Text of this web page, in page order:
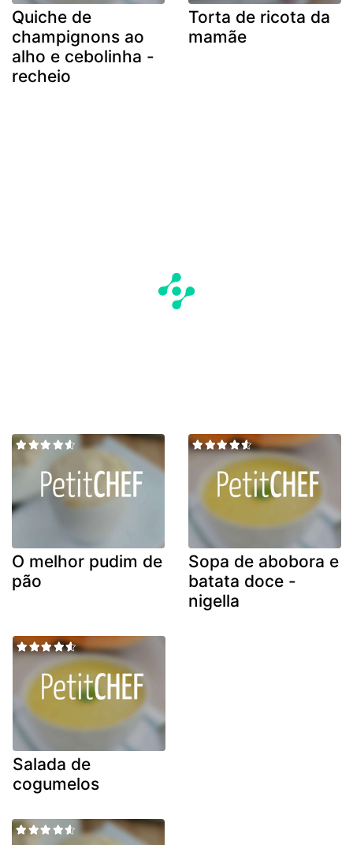
Quiche de
champignons ao
alho e cebolinha -
recheio
Torta de ricota da
mamãe
O melhor pudim de
pão
Sopa de abobora e
batata doce -
nigella
Salada de
cogumelos